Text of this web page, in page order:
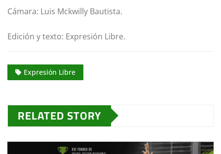
Cámara: Luis Mckwilly Bautista.
Edición y texto: Expresión Libre.
Expresión Libre
RELATED STORY